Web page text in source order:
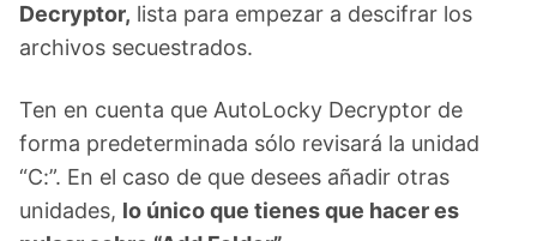
Decryptor, lista para empezar a descifrar los
archivos secuestrados.
Ten en cuenta que AutoLocky Decryptor de
forma predeterminada sólo revisará la unidad
“C:”. En el caso de que desees añadir otras
unidades, lo único que tienes que hacer es